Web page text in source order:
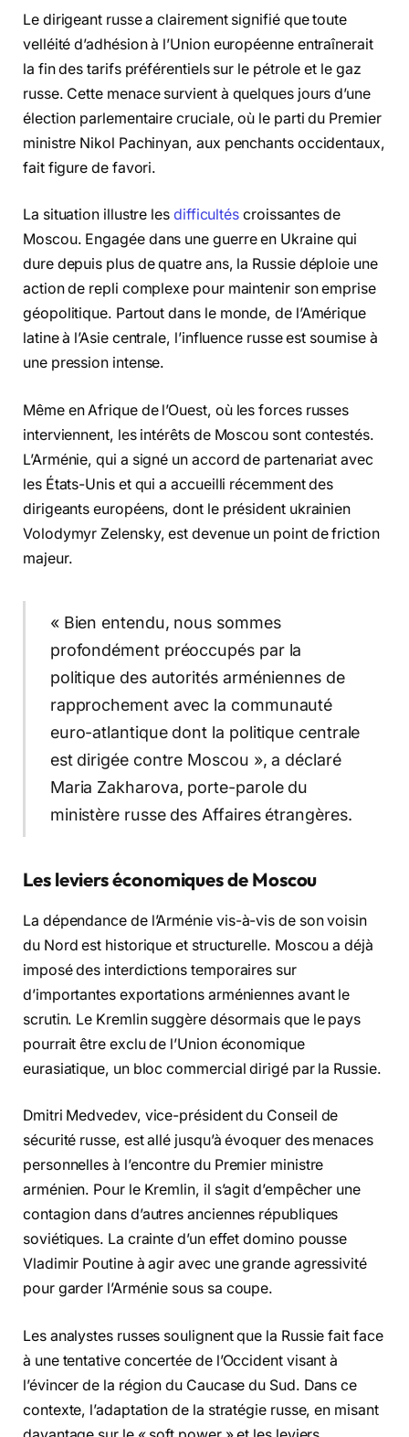
Le dirigeant russe a clairement signifié que toute
velléité d’adhésion à l’Union européenne entraînerait
la fin des tarifs préférentiels sur le pétrole et le gaz
russe. Cette menace survient à quelques jours d’une
élection parlementaire cruciale, où le parti du Premier
ministre Nikol Pachinyan, aux penchants occidentaux,
fait figure de favori.
La situation illustre les difficultés croissantes de
Moscou. Engagée dans une guerre en Ukraine qui
dure depuis plus de quatre ans, la Russie déploie une
action de repli complexe pour maintenir son emprise
géopolitique. Partout dans le monde, de l’Amérique
latine à l’Asie centrale, l’influence russe est soumise à
une pression intense.
Même en Afrique de l’Ouest, où les forces russes
interviennent, les intérêts de Moscou sont contestés.
L’Arménie, qui a signé un accord de partenariat avec
les États-Unis et qui a accueilli récemment des
dirigeants européens, dont le président ukrainien
Volodymyr Zelensky, est devenue un point de friction
majeur.
« Bien entendu, nous sommes
profondément préoccupés par la
politique des autorités arméniennes de
rapprochement avec la communauté
euro-atlantique dont la politique centrale
est dirigée contre Moscou », a déclaré
Maria Zakharova, porte-parole du
ministère russe des Affaires étrangères.
Les leviers économiques de Moscou
La dépendance de l’Arménie vis-à-vis de son voisin
du Nord est historique et structurelle. Moscou a déjà
imposé des interdictions temporaires sur
d’importantes exportations arméniennes avant le
scrutin. Le Kremlin suggère désormais que le pays
pourrait être exclu de l’Union économique
eurasiatique, un bloc commercial dirigé par la Russie.
Dmitri Medvedev, vice-président du Conseil de
sécurité russe, est allé jusqu’à évoquer des menaces
personnelles à l’encontre du Premier ministre
arménien. Pour le Kremlin, il s’agit d’empêcher une
contagion dans d’autres anciennes républiques
soviétiques. La crainte d’un effet domino pousse
Vladimir Poutine à agir avec une grande agressivité
pour garder l’Arménie sous sa coupe.
Les analystes russes soulignent que la Russie fait face
à une tentative concertée de l’Occident visant à
l’évincer de la région du Caucase du Sud. Dans ce
contexte, l’adaptation de la stratégie russe, en misant